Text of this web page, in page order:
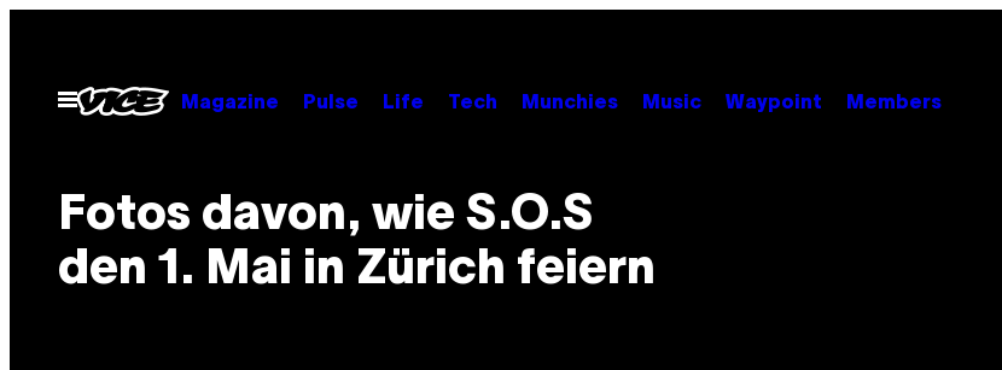
contentOpen
Menu
Magazine Pulse Life Tech Munchies Music Waypoint Members
Fotos davon, wie S.O.S
den 1. Mai in Zürich feiern